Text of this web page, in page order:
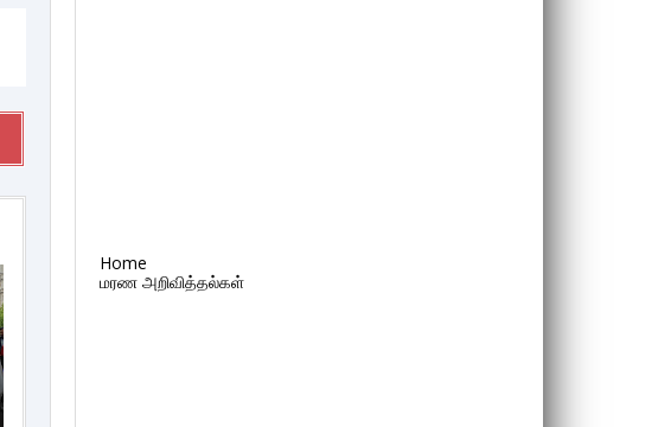
Home
மரண அறிவித்தல்கள்